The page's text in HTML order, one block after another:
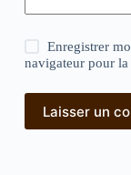
Enregistrer
navigateur pour
Laisser un